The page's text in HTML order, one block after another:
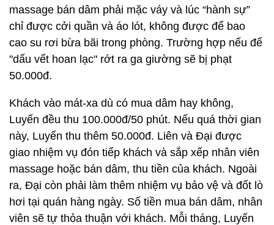
massage bán dâm phải mặc váy và lúc “hành sự”
chỉ được cởi quần và áo lót, không được để bao
cao su rơi bừa bãi trong phòng. Trường hợp nếu để
"dấu vết hoan lạc" rớt ra ga giường sẽ bị phạt
50.000đ.
Khách vào mát-xa dù có mua dâm hay không,
Luyến đều thu 100.000đ/50 phút. Nếu quá thời gian
này, Luyến thu thêm 50.000đ. Liên và Đại được
giao nhiệm vụ đón tiếp khách và sắp xếp nhân viên
massage hoặc bán dâm, thu tiền của khách. Ngoài
ra, Đại còn phải làm thêm nhiệm vụ bảo vệ và đốt lò
hơi tại quán hàng ngày. Số tiền mua bán dâm, nhân
viên sẽ tự thỏa thuận với khách. Mỗi tháng, Luyến